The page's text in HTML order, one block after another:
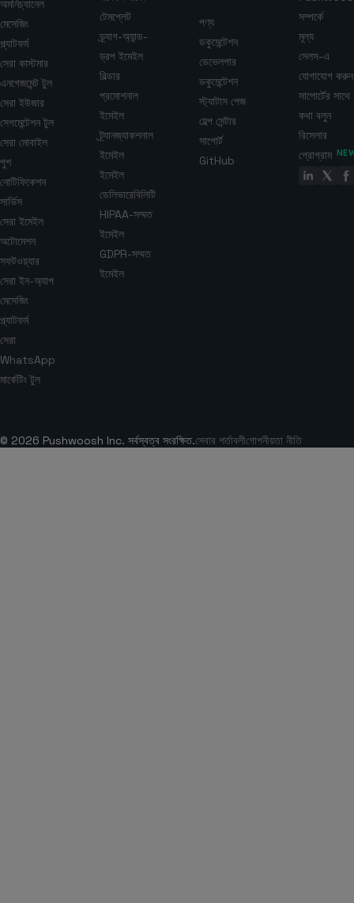
অমনিচ্যানেল
মেসেজিং
প্ল্যাটফর্ম
সেরা কাস্টমার
এনগেজমেন্ট টুল
সেরা ইউজার
সেগমেন্টেশন টুল
সেরা মোবাইল
পুশ
নোটিফিকেশন
সার্ভিস
সেরা ইমেইল
অটোমেশন
সফটওয়্যার
সেরা ইন-অ্যাপ
মেসেজিং
প্ল্যাটফর্ম
সেরা
WhatsApp
মার্কেটিং টুল
টেমপ্লেট
ড্র্যাগ-অ্যান্ড-
ড্রপ ইমেইল
বিল্ডার
প্রমোশনাল
ইমেইল
ট্র্যানজ্যাকশনাল
ইমেইল
ইমেইল
ডেলিভারেবিলিটি
HIPAA-সম্মত
ইমেইল
GDPR-সম্মত
ইমেইল
পণ্য
ডকুমেন্টেশন
ডেভেলপার
ডকুমেন্টেশন
স্ট্যাটাস পেজ
হেল্প সেন্টার
সাপোর্ট
GitHub
সম্পর্কে
মূল্য
সেলস-এ
যোগাযোগ করুন
সাপোর্টের সাথে
কথা বলুন
রিসেলার
প্রোগ্রাম
© 2026 Pushwoosh Inc. সর্বস্বত্ব সংরক্ষিত.সেবার শর্তাবলীগোপনীয়তা নীতি